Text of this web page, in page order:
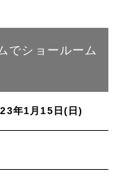
でショールーム
年1月15日(日)